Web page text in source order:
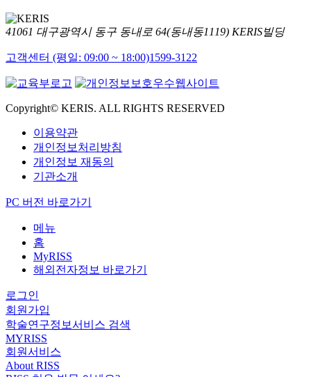
41061 대구광역시 동구 동내로 64(동내동1119) KERIS빌딩
고객센터 (평일: 09:00 ~ 18:00)1599-3122
Copyright© KERIS. ALL RIGHTS RESERVED
이용약관
개인정보처리방침
개인정보 재동의
기관소개
PC 버전 바로가기
메뉴
홈
MyRISS
해외전자정보 바로가기
로그인
회원가입
학술연구정보서비스 검색
MYRISS
회원서비스
About RISS